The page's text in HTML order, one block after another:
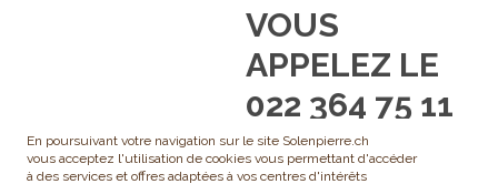
VOUS
APPELEZ LE
022 364 75 11
En poursuivant votre navigation sur le site Solenpierre.ch
vous acceptez l'utilisation de cookies vous permettant d'accéder
à des services et offres adaptées à vos centres d'intérêts